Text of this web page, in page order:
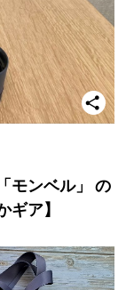
モンベル」 の
ア】